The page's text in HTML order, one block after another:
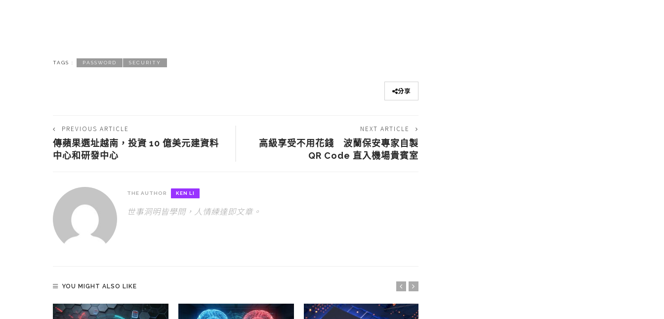
TAGS : PASSWORD SECURITY
分享
PREVIOUS ARTICLE
傳蘋果選址越南，投資 10 億美元建資料
中心和研發中心
NEXT ARTICLE
高級享受不用花錢 波蘭保安專家自製
QR Code 直入機場貴賓室
THE AUTHOR KEN LI
世事洞明皆學問，人情練達即文章。
YOU MIGHT ALSO LIKE